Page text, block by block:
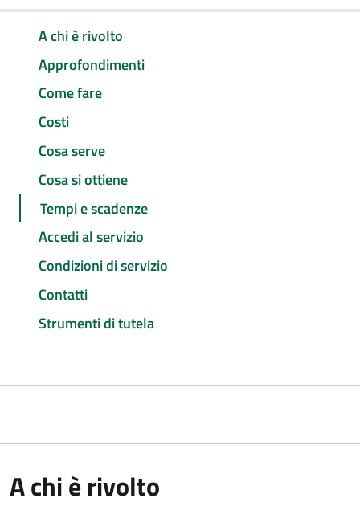
A chi è rivolto
Approfondimenti
Come fare
Costi
Cosa serve
Cosa si ottiene
Tempi e scadenze
Accedi al servizio
Condizioni di servizio
Contatti
Strumenti di tutela
A chi è rivolto